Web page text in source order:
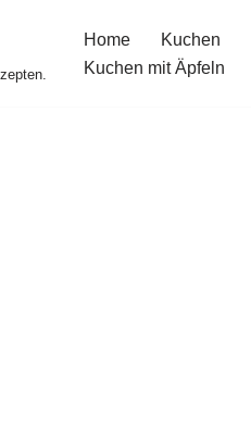
Home Kuchen
Kuchen mit Äpfeln